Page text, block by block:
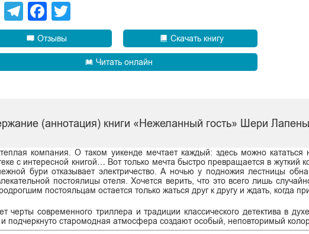
ViberTelegram
Facebook
Отзывы Скачать книгу
Читать онлайн
(аннотация) книги «Нежеланный гость» Шери
компания. О таком уикенде мечтает каждый: здесь можно кататься
с интересной книгой… Вот только мечта быстро превращается в жуткий
бури отказывает электричество. А ночью у подножия лестницы
постоялицы отеля. Хочется верить, что это всего лишь
постояльцам остается только жаться друг к другу и ждать, когда
современного триллера и традиции классического детектива в
старомодная атмосфера создают особый, неповторимый